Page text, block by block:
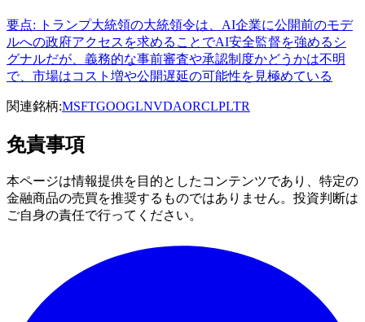
要点: トランプ大統領の大統領令は、AI企業に公開前のモデ
ルへの政府アクセスを求めることでAI安全監督を強めるシ
グナルだが、義務的な事前審査や承認制度かどうかは不明
で、市場はコスト増や公開遅延の可能性を見極めている
関連銘柄:MSFTGOOGLNVDAORCLPLTR
免責事項
本ページは情報提供を目的としたコンテンツであり、特定の
金融商品の売買を推奨するものではありません。投資判断は
ご自身の責任で行ってください。